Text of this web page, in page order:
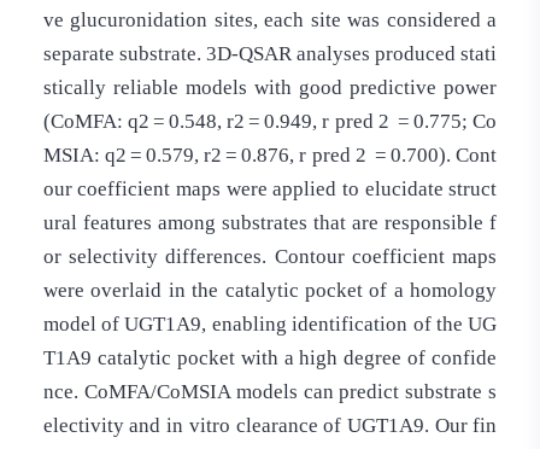
ve glucuronidation sites, each site was considered a
separate substrate. 3D-QSAR analyses produced stati
stically reliable models with good predictive power
(CoMFA: q2 = 0.548, r2 = 0.949, r pred 2 = 0.775; Co
MSIA: q2 = 0.579, r2 = 0.876, r pred 2 = 0.700). Cont
our coefficient maps were applied to elucidate struct
ural features among substrates that are responsible f
or selectivity differences. Contour coefficient maps
were overlaid in the catalytic pocket of a homology
model of UGT1A9, enabling identification of the UG
T1A9 catalytic pocket with a high degree of confide
nce. CoMFA/CoMSIA models can predict substrate s
electivity and in vitro clearance of UGT1A9. Our fin